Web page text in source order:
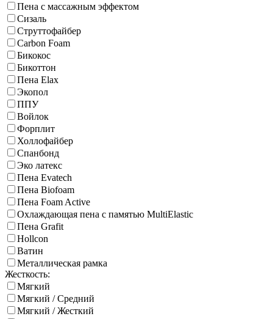
Пена с массажным эффектом
Сизаль
Струттофайбер
Carbon Foam
Бикокос
Бикоттон
Пена Elax
Экопол
ППУ
Войлок
Форплит
Холлофайбер
Спанбонд
Эко латекс
Пена Evatech
Пена Biofoam
Пена Foam Active
Охлаждающая пена с памятью MultiElastic
Пена Grafit
Hollcon
Ватин
Металлическая рамка
Жесткость:
Мягкий
Мягкий / Средний
Мягкий / Жесткий